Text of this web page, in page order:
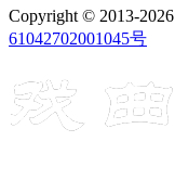
Copyright © 2013-2026
61042702001045号